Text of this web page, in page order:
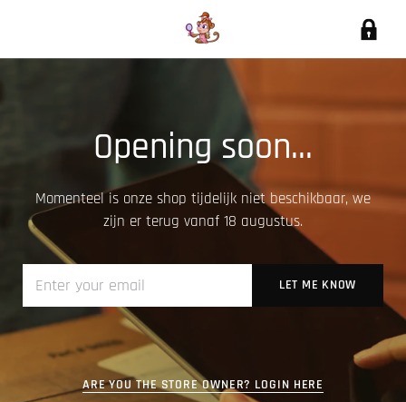
Opening soon...
Momenteel is onze shop tijdelijk niet beschikbaar, we
zijn er terug vanaf 18 augustus.
ARE YOU THE STORE OWNER? LOGIN HERE